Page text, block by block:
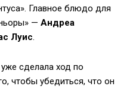
Главное блюдо для
— Андреа
Луис.
сделала ход по
чтобы убедиться, что он